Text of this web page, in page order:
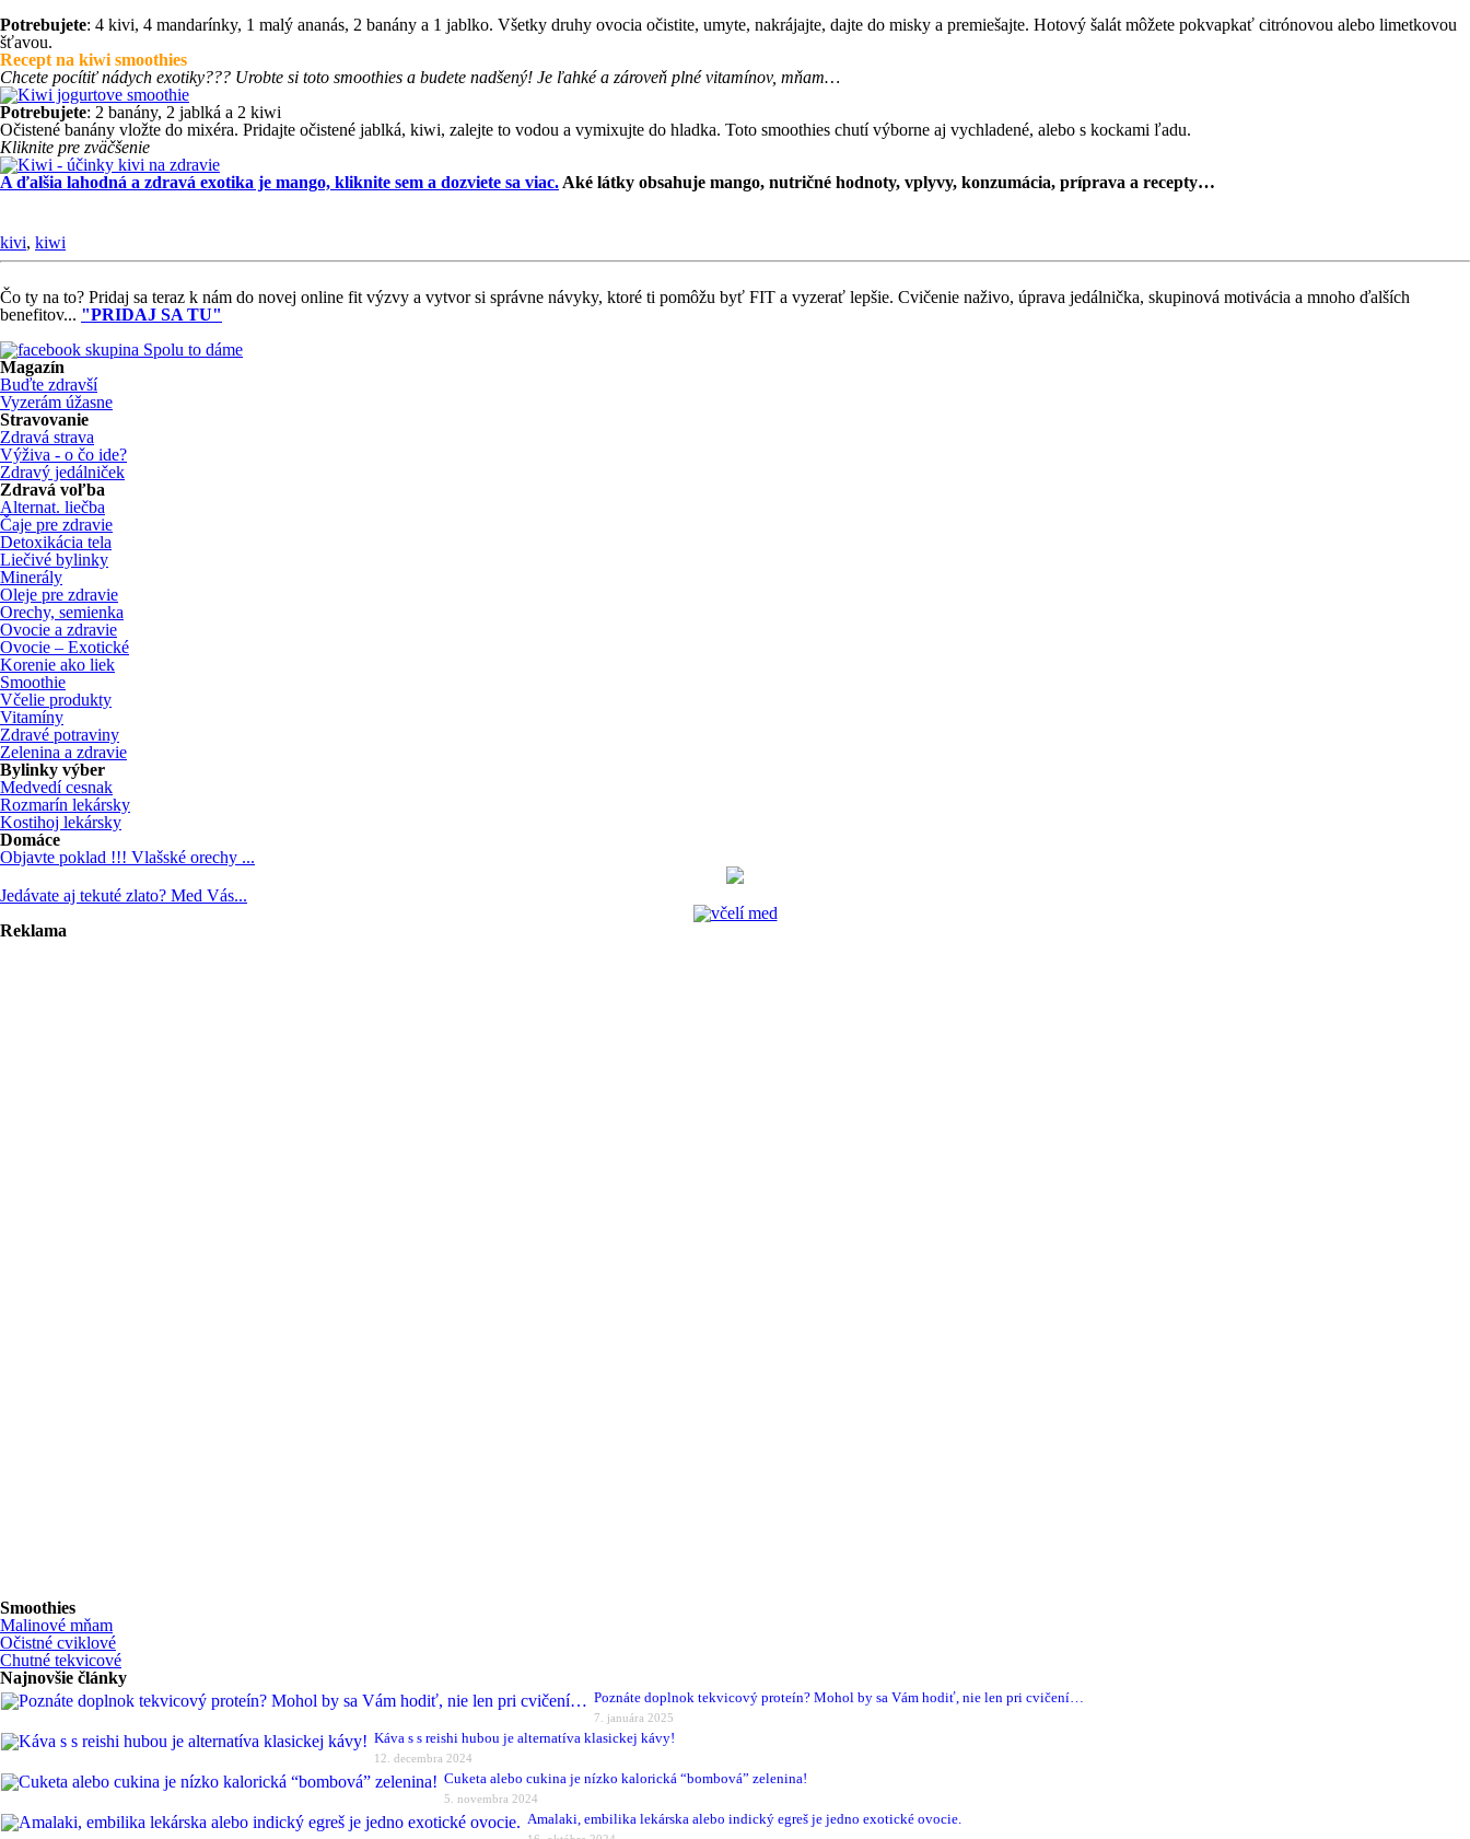
Potrebujete: 4 kivi, 4 mandarínky, 1 malý ananás, 2 banány a 1 jablko. Všetky druhy ovocia očistite, umyte, nakrájajte, dajte do misky a premiešajte. Hotový šalát môžete pokvapkať citrónovou alebo limetkovou
šťavou.
Recept na kiwi smoothies
Chcete pocítiť nádych exotiky??? Urobte si toto smoothies a budete nadšený! Je ľahké a zároveň plné vitamínov, mňam…
Potrebujete: 2 banány, 2 jablká a 2 kiwi
Očistené banány vložte do mixéra. Pridajte očistené jablká, kiwi, zalejte to vodou a vymixujte do hladka. Toto smoothies chutí výborne aj vychladené, alebo s kockami ľadu.
Kliknite pre zväčšenie
A ďalšia lahodná a zdravá exotika je mango, kliknite sem a dozviete sa viac. Aké látky obsahuje mango, nutričné hodnoty, vplyvy, konzumácia, príprava a recepty…
kivi, kiwi
Čo ty na to? Pridaj sa teraz k nám do novej online fit výzvy a vytvor si správne návyky, ktoré ti pomôžu byť FIT a vyzerať lepšie. Cvičenie naživo, úprava jedálnička, skupinová motivácia a mnoho ďalších
benefitov... "PRIDAJ SA TU"
Magazín
Buďte zdravší
Vyzerám úžasne
Stravovanie
Zdravá strava
Výživa - o čo ide?
Zdravý jedálniček
Zdravá voľba
Alternat. liečba
Čaje pre zdravie
Detoxikácia tela
Liečivé bylinky
Minerály
Oleje pre zdravie
Orechy, semienka
Ovocie a zdravie
Ovocie – Exotické
Korenie ako liek
Smoothie
Včelie produkty
Vitamíny
Zdravé potraviny
Zelenina a zdravie
Bylinky výber
Medvedí cesnak
Rozmarín lekársky
Kostihoj lekársky
Domáce
Objavte poklad !!! Vlašské orechy ...
Jedávate aj tekuté zlato? Med Vás...
Reklama
Smoothies
Malinové mňam
Očistné cviklové
Chutné tekvicové
Najnovšie články
Poznáte doplnok tekvicový proteín? Mohol by sa Vám hodiť, nie len pri cvičení…
7. januára 2025
Káva s s reishi hubou je alternatíva klasickej kávy!
12. decembra 2024
Cuketa alebo cukina je nízko kalorická “bombová” zelenina!
5. novembra 2024
Amalaki, embilika lekárska alebo indický egreš je jedno exotické ovocie.